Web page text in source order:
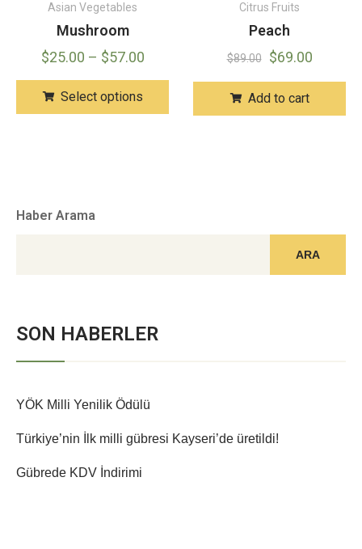
Asian Vegetables
Mushroom
$25.00 – $57.00
Select options
Citrus Fruits
Peach
$89.00 $69.00
Add to cart
Haber Arama
ARA
SON HABERLER
YÖK Milli Yenilik Ödülü
Türkiye’nin İlk milli gübresi Kayseri’de üretildi!
Gübrede KDV İndirimi